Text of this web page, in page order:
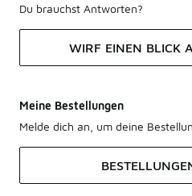
Du brauchst Antworten?
WIRF EINEN BLICK
Meine Bestellungen
Melde dich an, um deine